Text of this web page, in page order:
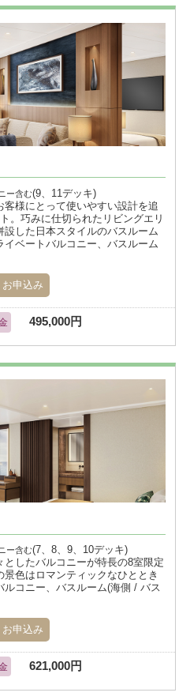
ー含む(9、11デッキ)
客様にとって使いやすい設計を追
。巧みに仕切られたリビングエリ
した日本スタイルのバスルーム
ベートバルコニー、バスルーム
お申込み
495,000円
ー含む(7、8、9、10デッキ)
したバルコニーが特長の8室限定
色はロマンティックなひととき
コニー、バスルーム(海側 / バス
お申込み
621,000円